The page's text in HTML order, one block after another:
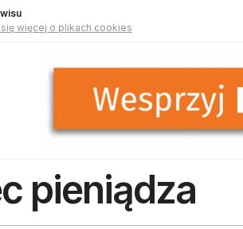
więcej o plikach cookies
pieniądza